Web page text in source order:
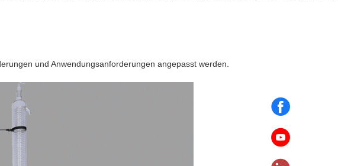
und Anwendungsanforderungen angepasst werden.